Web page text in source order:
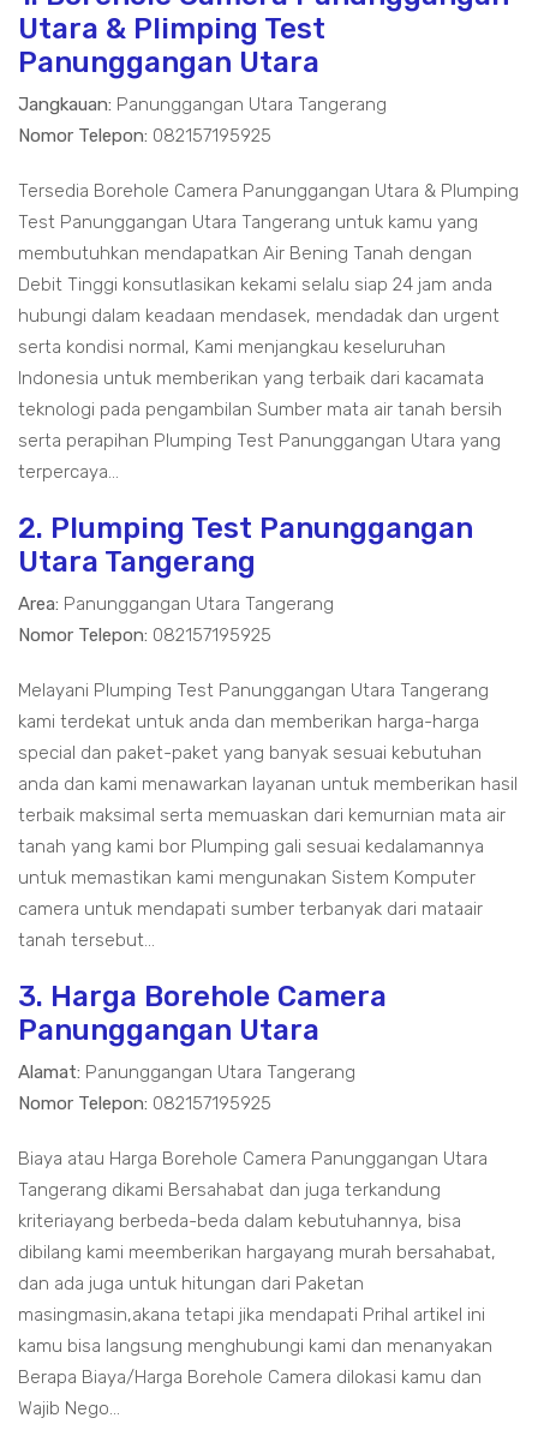
Utara & Plimping Test
Panunggangan Utara
Jangkauan: Panunggangan Utara Tangerang
Nomor Telepon: 082157195925
Tersedia Borehole Camera Panunggangan Utara & Plumping
Test Panunggangan Utara Tangerang untuk kamu yang
membutuhkan mendapatkan Air Bening Tanah dengan
Debit Tinggi konsutlasikan kekami selalu siap 24 jam anda
hubungi dalam keadaan mendasek, mendadak dan urgent
serta kondisi normal, Kami menjangkau keseluruhan
Indonesia untuk memberikan yang terbaik dari kacamata
teknologi pada pengambilan Sumber mata air tanah bersih
serta perapihan Plumping Test Panunggangan Utara yang
terpercaya...
2. Plumping Test Panunggangan
Utara Tangerang
Area: Panunggangan Utara Tangerang
Nomor Telepon: 082157195925
Melayani Plumping Test Panunggangan Utara Tangerang
kami terdekat untuk anda dan memberikan harga-harga
special dan paket-paket yang banyak sesuai kebutuhan
anda dan kami menawarkan layanan untuk memberikan hasil
terbaik maksimal serta memuaskan dari kemurnian mata air
tanah yang kami bor Plumping gali sesuai kedalamannya
untuk memastikan kami mengunakan Sistem Komputer
camera untuk mendapati sumber terbanyak dari mataair
tanah tersebut...
3. Harga Borehole Camera
Panunggangan Utara
Alamat: Panunggangan Utara Tangerang
Nomor Telepon: 082157195925
Biaya atau Harga Borehole Camera Panunggangan Utara
Tangerang dikami Bersahabat dan juga terkandung
kriteriayang berbeda-beda dalam kebutuhannya, bisa
dibilang kami meemberikan hargayang murah bersahabat,
dan ada juga untuk hitungan dari Paketan
masingmasin,akana tetapi jika mendapati Prihal artikel ini
kamu bisa langsung menghubungi kami dan menanyakan
Berapa Biaya/Harga Borehole Camera dilokasi kamu dan
Wajib Nego...